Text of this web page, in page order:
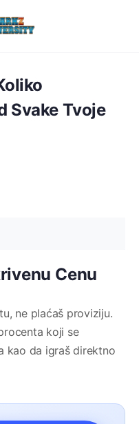
Svake Tvoje
Cenu
ne plaćaš proviziju.
koji se
kao da igraš direktno